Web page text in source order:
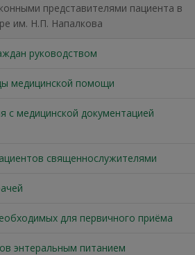
представителями пациента в
им. Н.П. Напалкова
руководством
медицинской помощи
с медицинской документацией
священнослужителями
для первичного приёма
энтеральным питанием